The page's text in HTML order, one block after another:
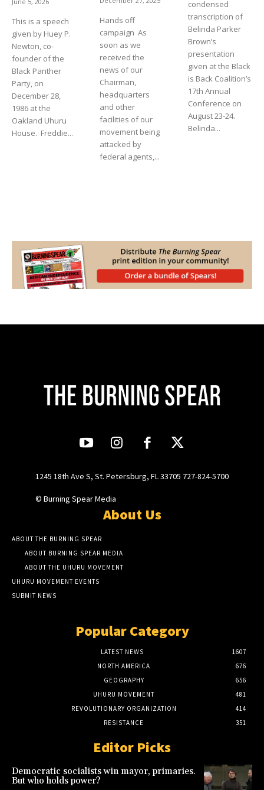
This is a speech
given by Huey P.
Newton, co-
founder of the
Black Panther
Party, on
December 28,
1986 at the
Oakland Uhuru
House. Freddie...
Hands off
campaign As
soon as we
received the
news of our
Chairman,
headquarters
and other
facilities of our
movement being
attacked by
federal agents,...
condensed
transcription of
Belinda Parker
Brown’s
presentation
given at the Black
is Back Coalition’s
17th Annual
Conference on
August 23-24.
Belinda...
1245 18th Ave S, St. Petersburg, FL 33705 727-824-5700
© Burning Spear Media
About Us
ABOUT THE BURNING SPEAR
ABOUT BURNING SPEAR MEDIA
ABOUT THE UHURU MOVEMENT
UHURU MOVEMENT EVENTS
SUBMIT NEWS
Popular Category
LATEST NEWS
1607
NORTH AMERICA
676
GEOGRAPHY
656
UHURU MOVEMENT
481
REVOLUTIONARY ORGANIZATION
414
RESISTANCE
351
Editor Picks
Democratic socialists win mayor, primaries.
But who holds power?